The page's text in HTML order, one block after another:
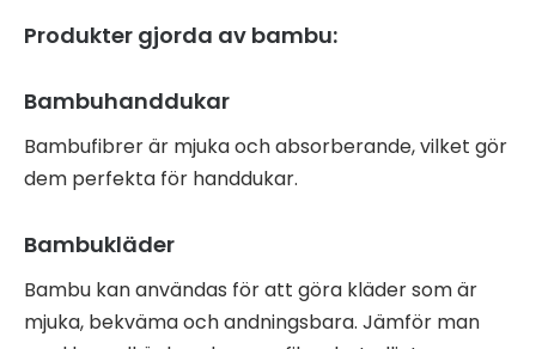
Produkter gjorda av bambu:
Bambuhanddukar
Bambufibrer är mjuka och absorberande, vilket gör
dem perfekta för handdukar.
Bambukläder
Bambu kan användas för att göra kläder som är
mjuka, bekväma och andningsbara. Jämför man